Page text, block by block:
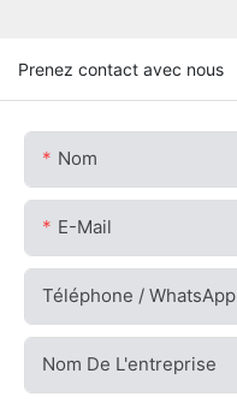
Prenez contact avec nous
Nom
E-Mail
Téléphone / WhatsApp
Nom De L'entreprise